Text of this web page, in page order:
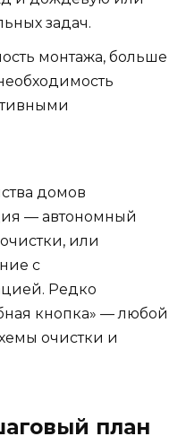
задач.
монтажа, больше
домов
— автономный
или
с
Редко
кнопка» — любой
очистки и
план